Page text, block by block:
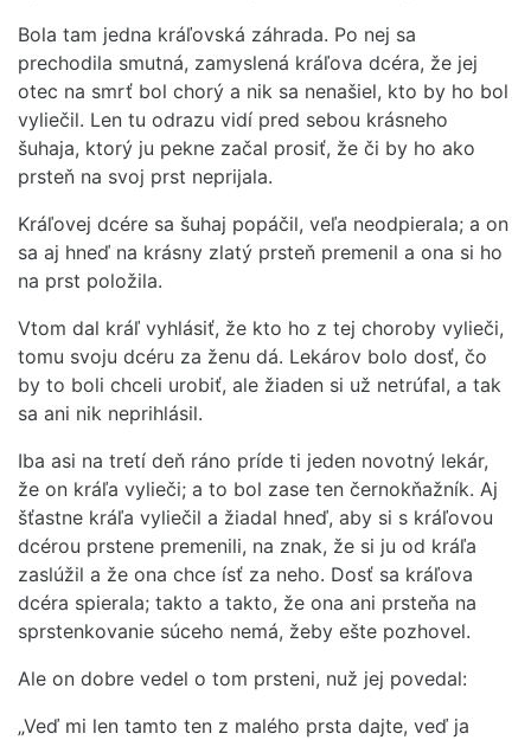
Bola tam jedna kráľovská záhrada. Po nej sa
prechodila smutná, zamyslená kráľova dcéra, že jej
otec na smrť bol chorý a nik sa nenašiel, kto by ho bol
vyliečil. Len tu odrazu vidí pred sebou krásneho
šuhaja, ktorý ju pekne začal prosiť, že či by ho ako
prsteň na svoj prst neprijala.
Kráľovej dcére sa šuhaj popáčil, veľa neodpierala; a on
sa aj hneď na krásny zlatý prsteň premenil a ona si ho
na prst položila.
Vtom dal kráľ vyhlásiť, že kto ho z tej choroby vylieči,
tomu svoju dcéru za ženu dá. Lekárov bolo dosť, čo
by to boli chceli urobiť, ale žiaden si už netrúfal, a tak
sa ani nik neprihlásil.
Iba asi na tretí deň ráno príde ti jeden novotný lekár,
že on kráľa vylieči; a to bol zase ten černokňažník. Aj
šťastne kráľa vyliečil a žiadal hneď, aby si s kráľovou
dcérou prstene premenili, na znak, že si ju od kráľa
zaslúžil a že ona chce ísť za neho. Dosť sa kráľova
dcéra spierala; takto a takto, že ona ani prsteňa na
sprstenkovanie súceho nemá, žeby ešte pozhovel.
Ale on dobre vedel o tom prsteni, nuž jej povedal:
„Veď mi len tamto ten z malého prsta dajte, veď ja